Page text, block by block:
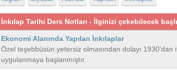
İnkılap Tarihi Ders Notları - İlginizi çekebilecek
Ekonomi Alanında Yapılan İnkılaplar
Özel teşebbüsün yetersiz olmasından dolayı 1930’dan
uygulanmaya başlanmıştır.